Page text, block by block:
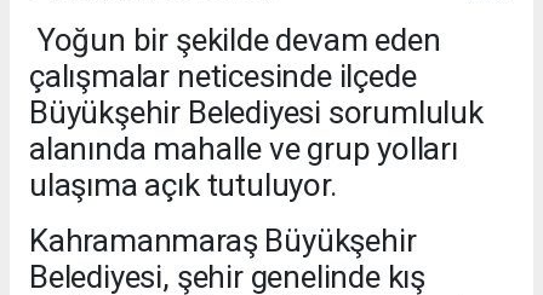
Yoğun bir şekilde devam eden
çalışmalar neticesinde ilçede
Büyükşehir Belediyesi sorumluluk
alanında mahalle ve grup yolları
ulaşıma açık tutuluyor.
Kahramanmaraş Büyükşehir
Belediyesi, şehir genelinde kış